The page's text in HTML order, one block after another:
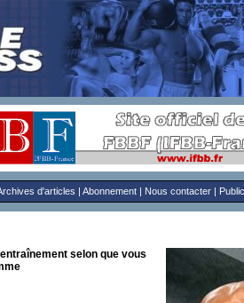
d'articles | Abonnement| Nous contacter|
selon que vous